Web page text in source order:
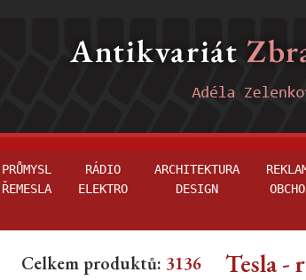
PRŮMYSL
ŘEMESLA
RÁDIO
ELEKTRO
ARCHITEKTURA
DESIGN
Celkem produktů: 3136 Tesla -